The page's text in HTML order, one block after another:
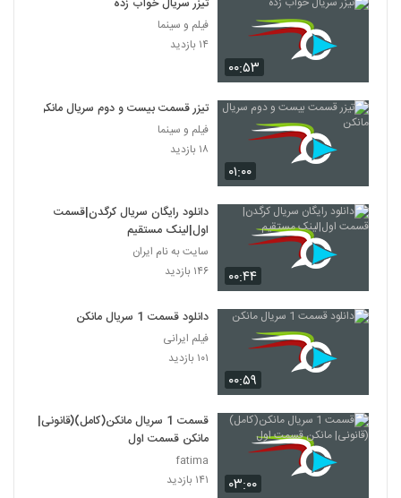
۰۰:۵۳
تیزر سریال خواب زده
فیلم و سینما
۱۴ بازدید
۰۱:۰۰
تیزر قسمت بیست و دوم سریال مانکن
فیلم و سینما
۱۸ بازدید
۰۰:۴۴
دانلود رایگان سریال کرگدن|قسمت
اول|لینک مستقیم
سایت به نام ایران
۱۴۶ بازدید
۰۰:۵۹
دانلود قسمت 1 سریال مانکن
فیلم ایرانی
۱۰۱ بازدید
۰۳:۰۰
قسمت 1 سریال مانکن(کامل)(قانونی|
مانکن قسمت اول
fatima
۱۴۱ بازدید